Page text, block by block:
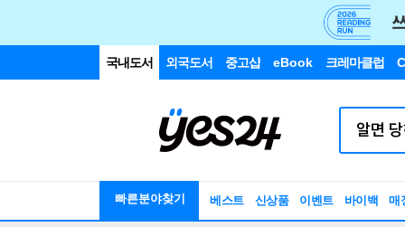
국내도서 외국도서 중고샵 eBook 크레마클럽
빠른분야찾기 베스트 신상품 이벤트 바이백 매